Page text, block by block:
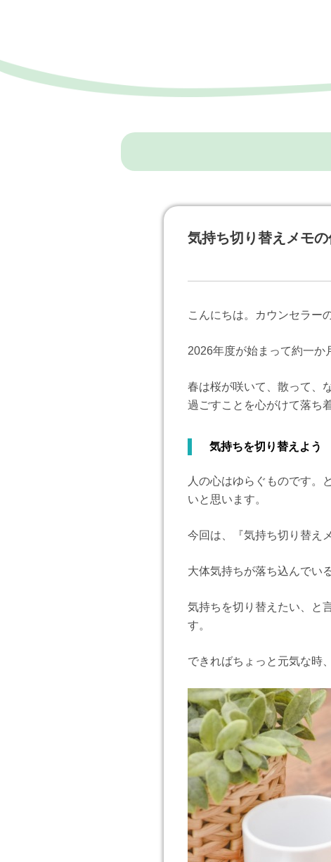
気持ち切り替えメモ
こんにちは。カウンセラー
2026年度が始まって約一か
春は桜が咲いて、散って、
過ごすことを心がけて落ち
気持ちを切り替えよう
人の心はゆらぐものです。
いと思います。
今回は、『気持ち切り替え
大体気持ちが落ち込んでい
気持ちを切り替えたい、と
す。
できればちょっと元気な時